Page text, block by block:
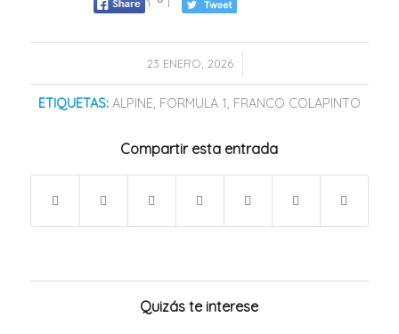
23 ENERO, 2026
/
ETIQUETAS: ALPINE, FORMULA 1, FRANCO COLAPINTO
Compartir esta entrada
Quizás te interese